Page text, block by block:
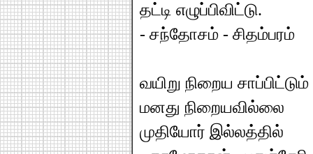
தட்டி எழுப்பிவிட்டு.
- சந்தோசம் - சிதம்பரம்
வயிறு நிறைய சாப்பிட்டும்
மனது நிறையவில்லை
முதியோர் இல்லத்தில்